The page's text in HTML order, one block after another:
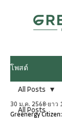
โพสต์
All Posts
All Posts
Greenergy Citizen:
30 ม.ค. 2568 ยาว